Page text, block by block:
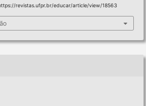
revistas.ufpr.br/educar/article/view/18563